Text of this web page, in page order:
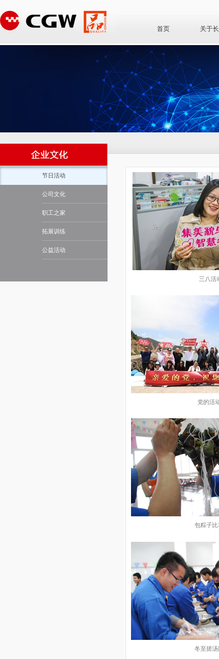
关于
首页
节日活动
公司文化
职工之家
拓展训练
公益活动
三八活
党的活
包粽子
冬至搓